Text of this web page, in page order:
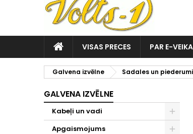
VISAS PRECES PAR E-
Galvena izvēlne Sadales un piederumi
GALVENA IZVĒLNE
Kabeļi un vadi
Apgaismojums